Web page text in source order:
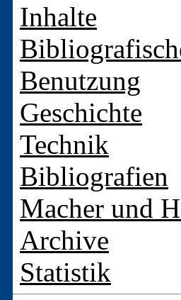
Inhalte
Benutzung
Geschichte
Technik
Bibliografien
Macher und
Archive
Statistik